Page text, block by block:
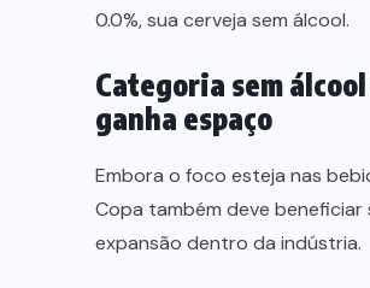
0.0%, sua cerveja sem álcool.
Categoria sem
ganha espaço
Embora o foco esteja nas
Copa também deve beneficiar
expansão dentro da indústria.